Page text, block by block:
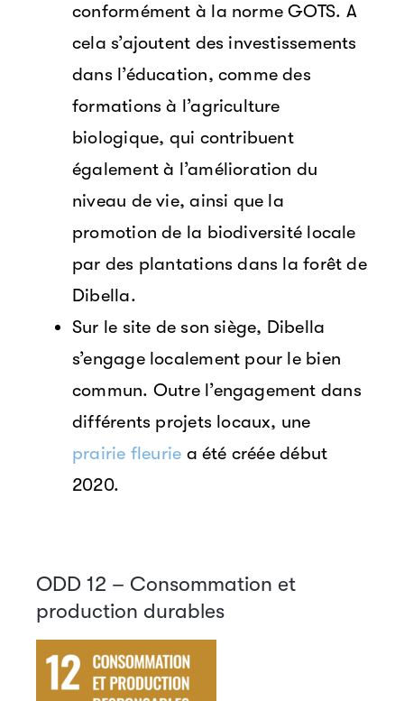
conformément à la norme GOTS. A
cela s’ajoutent des investissements
dans l’éducation, comme des
formations à l’agriculture
biologique, qui contribuent
également à l’amélioration du
niveau de vie, ainsi que la
promotion de la biodiversité locale
par des plantations dans la forêt de
Dibella.
Sur le site de son siège, Dibella
s’engage localement pour le bien
commun. Outre l’engagement dans
différents projets locaux, une
prairie fleurie a été créée début
2020.
ODD 12 – Consommation et
production durables